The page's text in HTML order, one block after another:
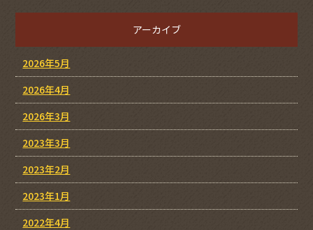
アーカイブ
2026年5月
2026年4月
2026年3月
2023年3月
2023年2月
2023年1月
2022年4月